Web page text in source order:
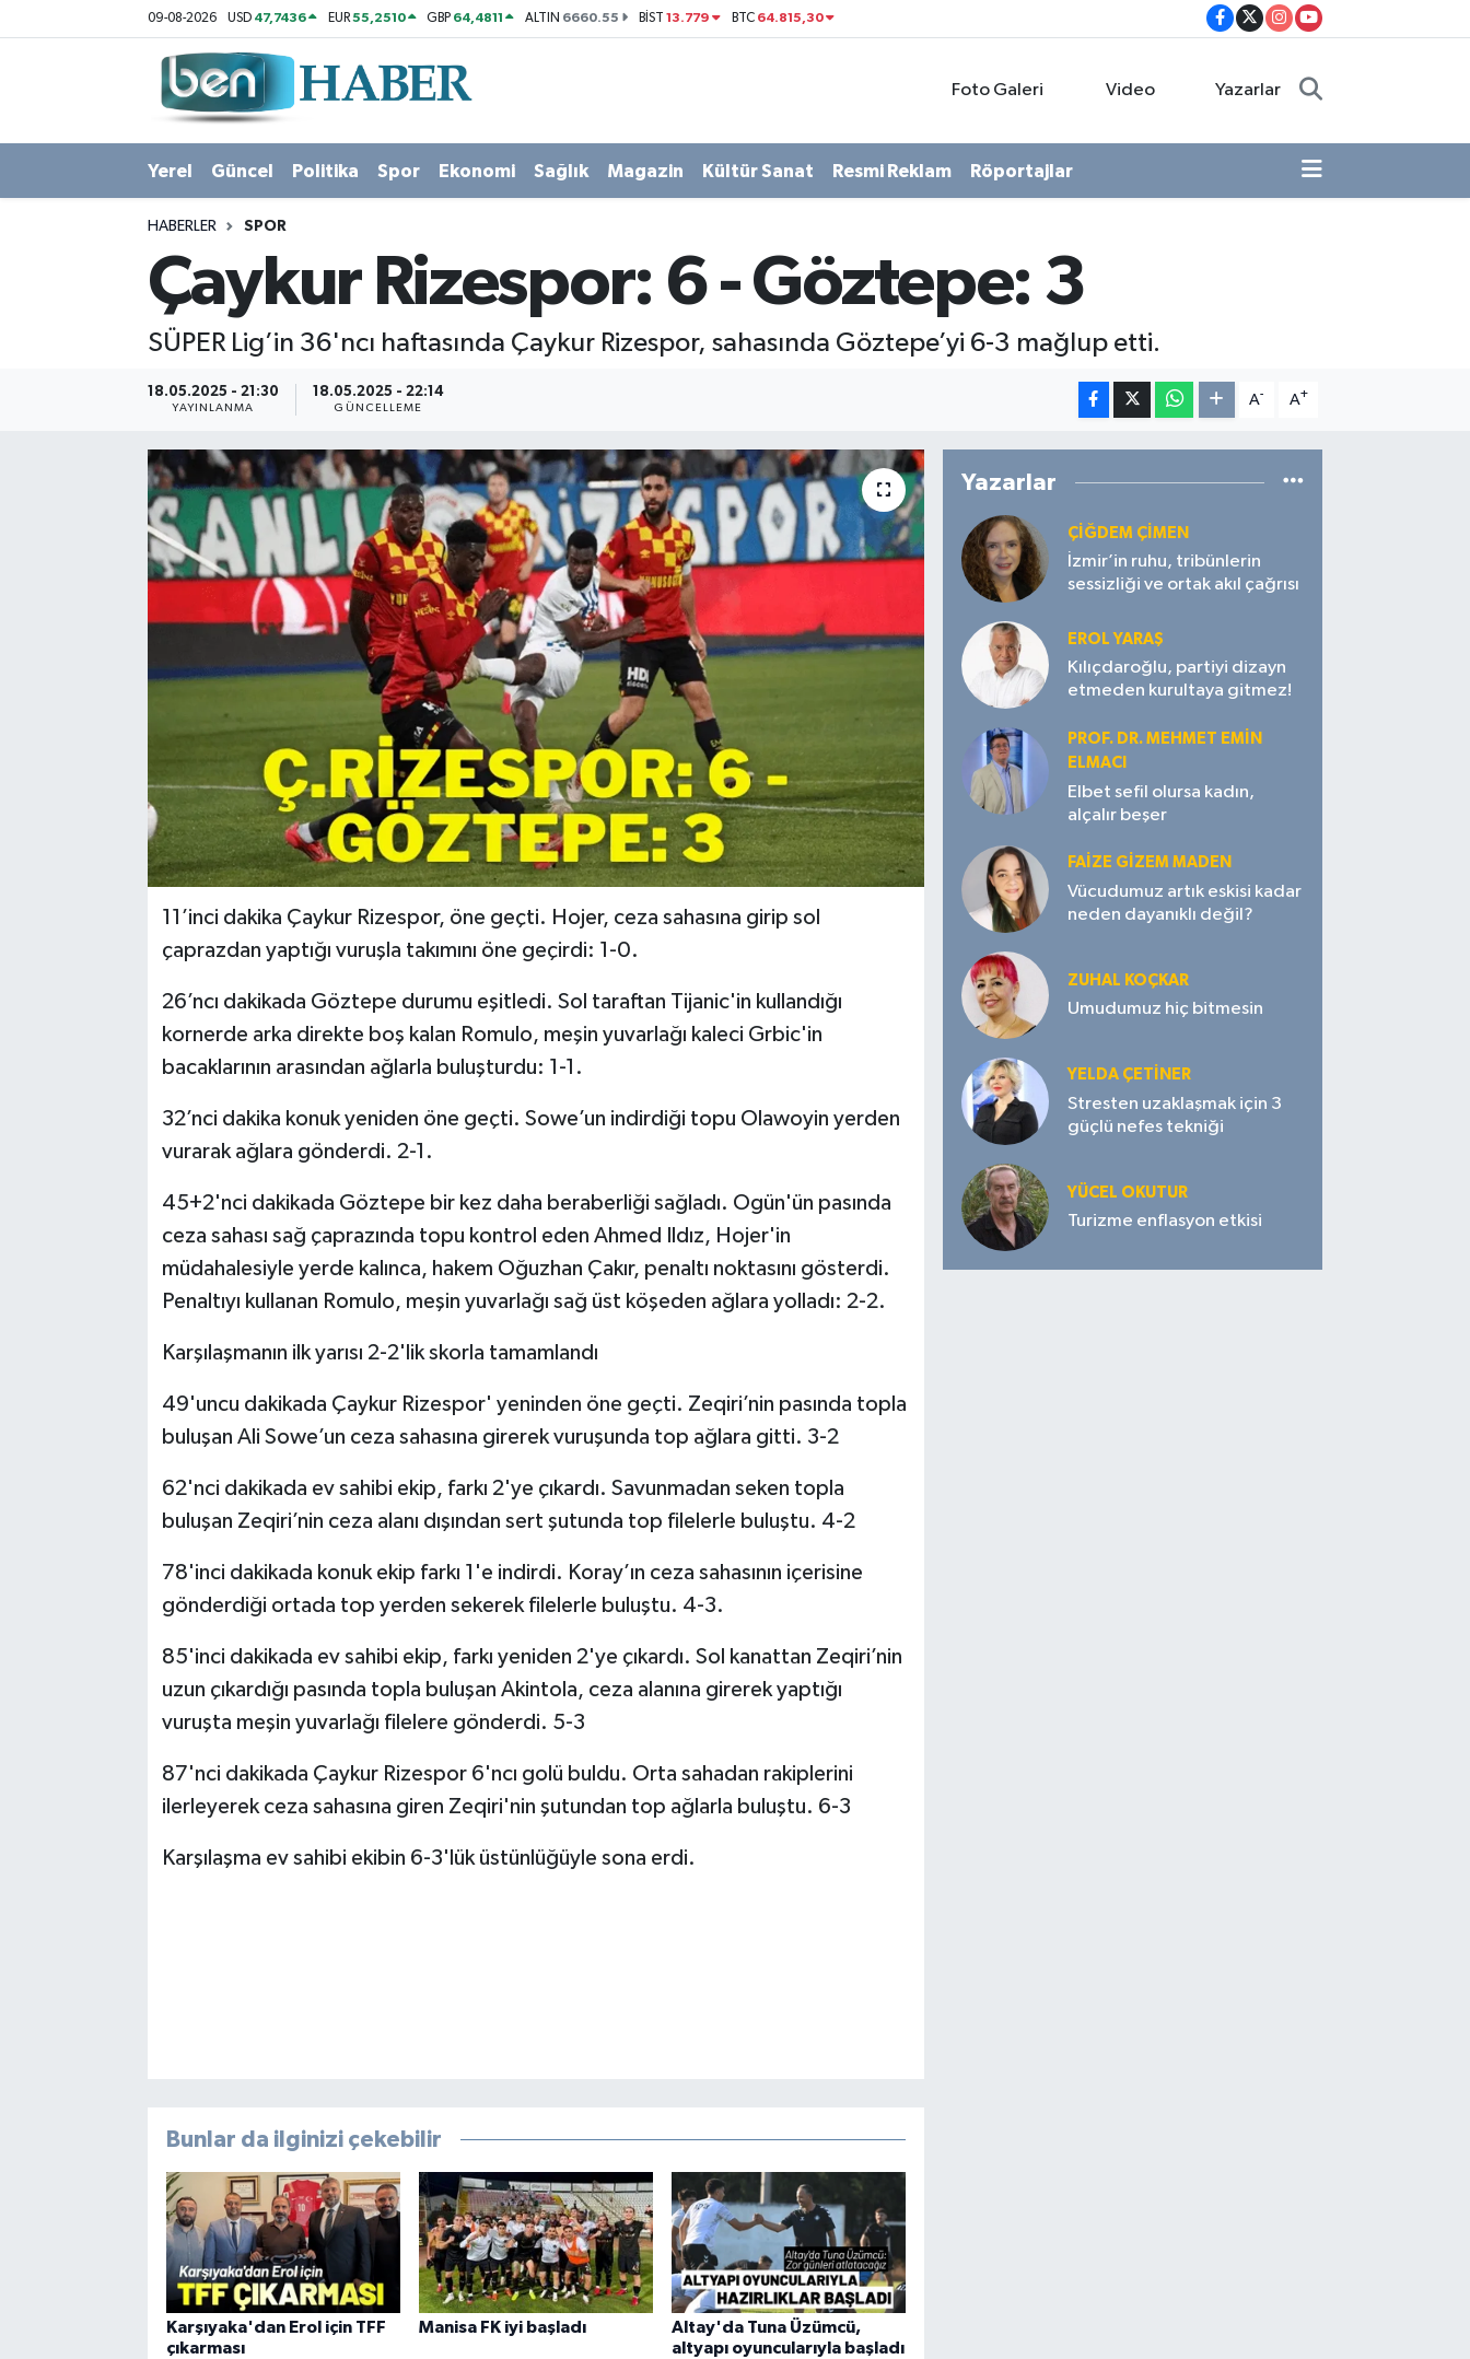
09-08-2026 USD 47,7436 EUR55,2510 GBP 64,4811 ALTIN 6660.55 BİST13.779 BTC 64.815,30
Foto Galeri Video Yazarlar
Yerel Güncel Politika Spor Ekonomi Sağlık Magazin Kültür Sanat Resmi Reklam Röportajlar
HABERLER SPOR
Çaykur Rizespor: 6 - Göztepe: 3
SÜPER Lig’in 36'ncı haftasında Çaykur Rizespor, sahasında Göztepe’yi 6-3 mağlup etti.
18.05.2025 - 21:30
YAYINLANMA
18.05.2025 - 22:14
GÜNCELLEME
A- A+
11’inci dakika Çaykur Rizespor, öne geçti. Hojer, ceza sahasına girip sol
çaprazdan yaptığı vuruşla takımını öne geçirdi: 1-0.
26’ncı dakikada Göztepe durumu eşitledi. Sol taraftan Tijanic'in kullandığı
kornerde arka direkte boş kalan Romulo, meşin yuvarlağı kaleci Grbic'in
bacaklarının arasından ağlarla buluşturdu: 1-1.
32’nci dakika konuk yeniden öne geçti. Sowe’un indirdiği topu Olawoyin yerden
vurarak ağlara gönderdi. 2-1.
45+2'nci dakikada Göztepe bir kez daha beraberliği sağladı. Ogün'ün pasında
ceza sahası sağ çaprazında topu kontrol eden Ahmed Ildız, Hojer'in
müdahalesiyle yerde kalınca, hakem Oğuzhan Çakır, penaltı noktasını gösterdi.
Penaltıyı kullanan Romulo, meşin yuvarlağı sağ üst köşeden ağlara yolladı: 2-2.
Karşılaşmanın ilk yarısı 2-2'lik skorla tamamlandı
49'uncu dakikada Çaykur Rizespor' yeninden öne geçti. Zeqiri’nin pasında topla
buluşan Ali Sowe’un ceza sahasına girerek vuruşunda top ağlara gitti. 3-2
62'nci dakikada ev sahibi ekip, farkı 2'ye çıkardı. Savunmadan seken topla
buluşan Zeqiri’nin ceza alanı dışından sert şutunda top filelerle buluştu. 4-2
78'inci dakikada konuk ekip farkı 1'e indirdi. Koray’ın ceza sahasının içerisine
gönderdiği ortada top yerden sekerek filelerle buluştu. 4-3.
85'inci dakikada ev sahibi ekip, farkı yeniden 2'ye çıkardı. Sol kanattan Zeqiri’nin
uzun çıkardığı pasında topla buluşan Akintola, ceza alanına girerek yaptığı
vuruşta meşin yuvarlağı filelere gönderdi. 5-3
87'nci dakikada Çaykur Rizespor 6'ncı golü buldu. Orta sahadan rakiplerini
ilerleyerek ceza sahasına giren Zeqiri'nin şutundan top ağlarla buluştu. 6-3
Karşılaşma ev sahibi ekibin 6-3'lük üstünlüğüyle sona erdi.
Bunlar da ilginizi çekebilir
Karşıyaka'dan Erol için TFF
çıkarması
Manisa FK iyi başladı
Altay'da Tuna Üzümcü,
altyapı oyuncularıyla başladı
Yazarlar
ÇIĞDEM ÇIMEN
İzmir’in ruhu, tribünlerin
sessizliği ve ortak akıl çağrısı
EROL YARAŞ
Kılıçdaroğlu, partiyi dizayn
etmeden kurultaya gitmez!
PROF. DR. MEHMET EMIN
ELMACI
Elbet sefil olursa kadın,
alçalır beşer
FAIZE GIZEM MADEN
Vücudumuz artık eskisi kadar
neden dayanıklı değil?
ZUHAL KOÇKAR
Umudumuz hiç bitmesin
YELDA ÇETİNER
Stresten uzaklaşmak için 3
güçlü nefes tekniği
YÜCEL OKUTUR
Turizme enflasyon etkisi
Politika
Kültür Sanat
Resmi Reklam
Röportajlar
Hava Durumu
Süper Lig Puan Durumu ve Fikstür
Son Dakika Haberleri